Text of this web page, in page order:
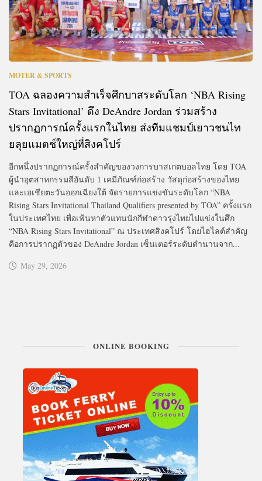
MOTER & SPORTS
TOA ฉลองความสำเร็จศึกบาสระดับโลก ‘NBA Rising
Stars Invitational’ ดึง DeAndre Jordan ร่วมสร้าง
ปรากฏการณ์ครั้งแรกในไทย ส่งทีมแชมป์เยาวชนไท
ยลุยแมตช์ใหญ่ที่สิงคโปร์
อีกหนึ่งปรากฏการณ์ครั้งสำคัญของวงการบาสเกตบอลไทย โดย TOA
ผู้นำอุตสาหกรรมสีอันดับ 1 เคมีภัณฑ์ก่อสร้าง วัสดุก่อสร้างของไทย
และเอเชียตะวันออกเฉียงใต้ จัดรายการแข่งขันระดับโลก “NBA
Rising Stars Invitational Thailand Qualifiers presented by TOA” ครั้งแรก
ในประเทศไทย เพื่อเฟ้นหาตัวแทนนักกีฬาดาวรุ่งไทยไปแข่งในศึก
“NBA Rising Stars Invitational” ณ ประเทศสิงคโปร์ โดยไฮไลต์สำคัญ
คือการปรากฏตัวของ DeAndre Jordan เซ็นเตอร์ระดับตำนานจาก...
May 29, 2026
ONLINE BOOKING